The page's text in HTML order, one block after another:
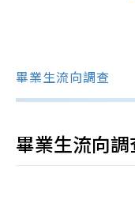
畢業生流向調查
畢業生流向調